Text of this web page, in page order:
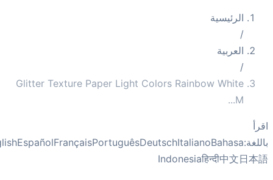
الرئيسية
العربية
Glitter Texture Paper Light Colors Rainbow White
EnglishEspañolFrançaisPortuguêsDeutschItalianoBahasa
Indonesiaहिन्दी中文日